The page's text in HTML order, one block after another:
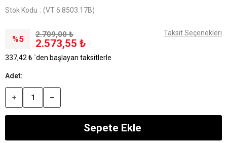
Stok Kodu (VT 6.8503.17B)
5 2.709,00 ₺
2.573,55 ₺
Taksit Seçenekleri
337,42 ₺`den başlayan taksitlerle